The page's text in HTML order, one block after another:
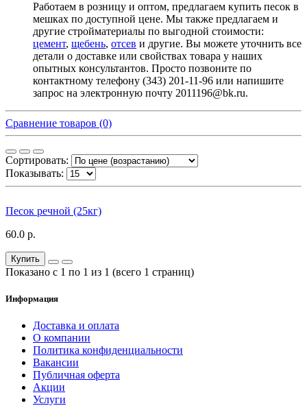
Работаем в розницу и оптом, предлагаем купить песок в
мешках по доступной цене. Мы также предлагаем и
другие стройматериалы по выгодной стоимости:
цемент, щебень, отсев и другие. Вы можете уточнить все
детали о доставке или свойствах товара у наших
опытных консультантов. Просто позвоните по
контактному телефону (343) 201-11-96 или напишите
запрос на электронную почту 2011196@bk.ru.
Сравнение товаров (0)
Сортировать:
Показывать:
Песок речной (25кг)
60.0 р.
Купить
Показано с 1 по 1 из 1 (всего 1 страниц)
Информация
Доставка и оплата
О компании
Политика конфиденциальности
Вакансии
Публичная оферта
Акции
Услуги